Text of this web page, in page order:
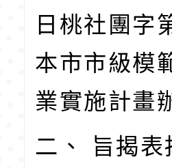
日桃社團字
本市市級模
業實施計畫
二、 旨揭